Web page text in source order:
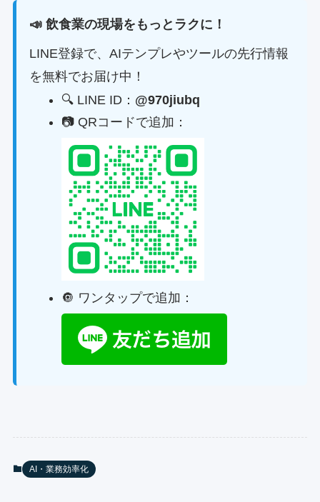
📣 飲食業の現場をもっとラクに！
LINE登録で、AIテンプレやツールの先行情報
を無料でお届け中！
🔍 LINE ID： @970jiubq
📷 QRコードで追加：
🔘 ワンタップで追加：
AI・業務効率化